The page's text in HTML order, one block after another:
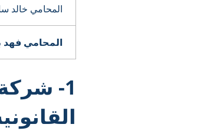
المحامي خالد
المحامي فهد
1-